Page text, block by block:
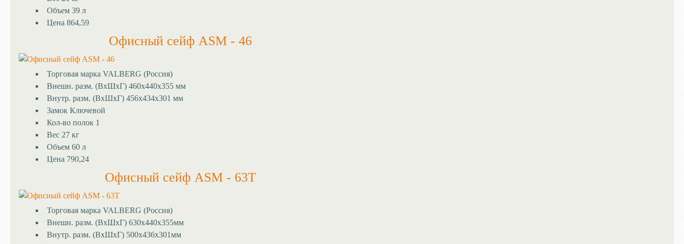
Объем 39 л
Цена 864,59
Офисный сейф ASM - 46
Торговая марка VALBERG (Россия)
Внешн. разм. (ВхШхГ) 460х440х355 мм
Внутр. разм. (ВхШхГ) 456х434х301 мм
Замок Ключевой
Кол-во полок 1
Вес 27 кг
Объем 60 л
Цена 790,24
Офисный сейф ASM - 63T
Торговая марка VALBERG (Россия)
Внешн. разм. (ВхШхГ) 630х440х355мм
Внутр. разм. (ВхШхГ) 500х436х301мм